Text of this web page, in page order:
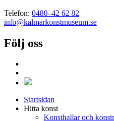
Telefon: 0480–42 62 82
info@kalmarkonstmuseum.se
Följ oss
Startsidan
Hitta konst
Konsthallar och